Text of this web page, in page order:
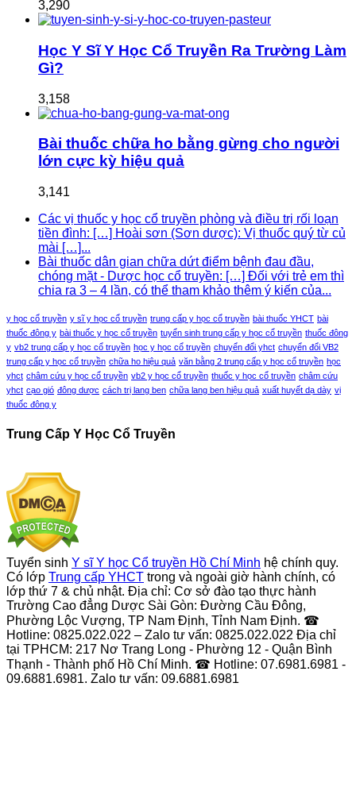
3,290
Học Y Sĩ Y Học Cổ Truyền Ra Trường Làm
Gì?
3,158
Bài thuốc chữa ho bằng gừng cho người
lớn cực kỳ hiệu quả
3,141
Các vị thuốc y học cổ truyền phòng và điều trị rối loạn
tiền đình: […] Hoài sơn (Sơn dược): Vị thuốc quý từ củ
mài […]...
Bài thuốc dân gian chữa dứt điểm bệnh đau đầu,
chóng mặt - Dược học cổ truyền: […] Đối với trẻ em thì
chia ra 3 – 4 lần, có thể tham khảo thêm ý kiến của...
y học cổ truyền y sĩ y học cổ truyền trung cấp y học cổ truyền bài thuốc YHCT bài
thuốc đông y bài thuốc y học cổ truyền tuyển sinh trung cấp y học cổ truyền thuốc đông
y vb2 trung cấp y học cổ truyền học y học cổ truyền chuyển đổi yhct chuyển đổi VB2
trung cấp y học cổ truyền chữa ho hiệu quả văn bằng 2 trung cấp y học cổ truyền học
yhct châm cứu y học cổ truyền vb2 y học cổ truyền thuốc y học cổ truyền châm cứu
yhct cạo gió đông dược cách trị lang ben chữa lang ben hiệu quả xuất huyết dạ dày vị
thuốc đông y
Trung Cấp Y Học Cổ Truyền
Tuyển sinh Y sĩ Y học Cổ truyền Hồ Chí Minh hệ chính quy.
Có lớp Trung cấp YHCT trong và ngoài giờ hành chính, có
lớp thứ 7 & chủ nhật. Địa chỉ: Cơ sở đào tạo thực hành
Trường Cao đẳng Dược Sài Gòn: Đường Cầu Đông,
Phường Lộc Vượng, TP Nam Định, Tỉnh Nam Định. ☎
Hotline: 0825.022.022 – Zalo tư vấn: 0825.022.022 Địa chỉ
tại TPHCM: 217 Nơ Trang Long - Phường 12 - Quận Bình
Thạnh - Thành phố Hồ Chí Minh. ☎ Hotline: 07.6981.6981 -
09.6881.6981. Zalo tư vấn: 09.6881.6981